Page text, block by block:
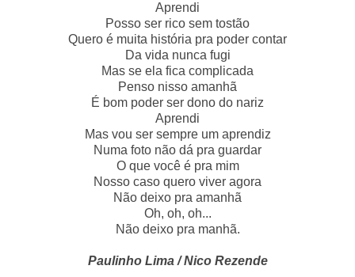
Aprendi
Posso ser rico sem tostão
Quero é muita história pra poder contar
Da vida nunca fugi
Mas se ela fica complicada
Penso nisso amanhã
É bom poder ser dono do nariz
Aprendi
Mas vou ser sempre um aprendiz
Numa foto não dá pra guardar
O que você é pra mim
Nosso caso quero viver agora
Não deixo pra amanhã
Oh, oh, oh...
Não deixo pra manhã.
Paulinho Lima / Nico Rezende